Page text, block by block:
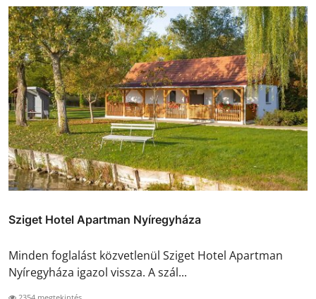
Sziget Hotel Apartman Nyíregyháza
Minden foglalást közvetlenül Sziget Hotel Apartman
Nyíregyháza igazol vissza. A szál...